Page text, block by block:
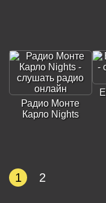
Радио Монте
Карло Nights
1 2